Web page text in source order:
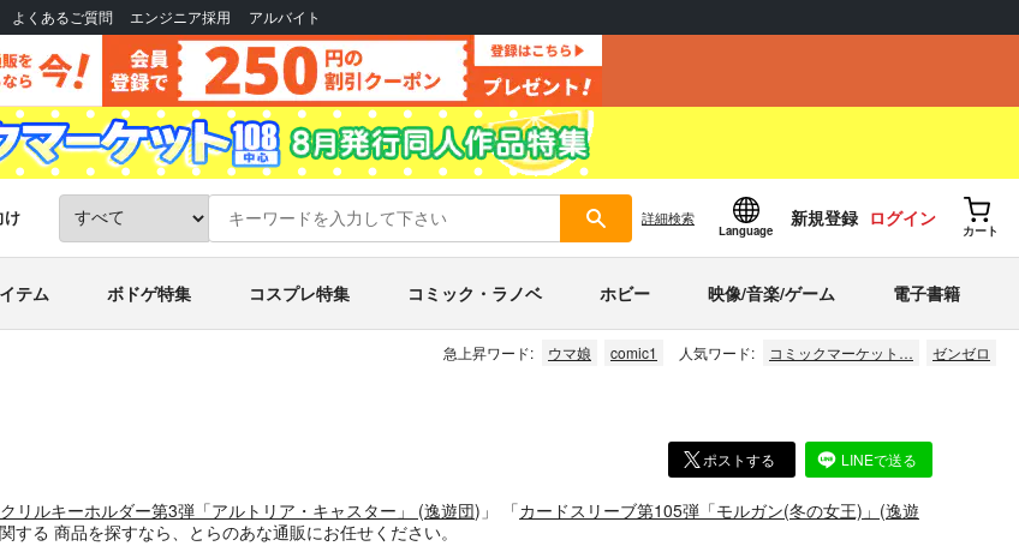
よくあるご質問 エンジニア採用 アルバイト
け 詳細検索
Language
新規登録 ログイン
カート
テム ボドゲ特集 コスプレ特集 コミック・ラノベ ホビー 映像/音楽/ゲーム 電子書籍
急上昇ワード: ウマ娘 comic1 人気ワード: コミックマーケット… ゼンゼロ
ポストする LINEで送る
リルキーホルダー第3弾「アルトリア・キャスター」 (逸遊団)」 「カードスリーブ第105弾「モルガン(冬の女王)」 (逸遊
する 商品を探すなら、とらのあな通販にお任せください。